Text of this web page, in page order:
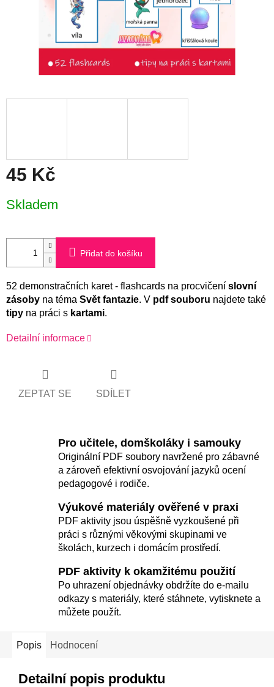
45 Kč
cena:
Skladem
Přidat do košíku
52 demonstračních karet - flashcards na procvičení slovní
zásoby na téma Svět fantazie. V pdf souboru najdete také
tipy na práci s kartami.
Detailní informace
ZEPTAT SE SDÍLET
Pro učitele, domškoláky i samouky
Originální PDF soubory navržené pro zábavné
a zároveň efektivní osvojování jazyků ocení
pedagogové i rodiče.
Výukové materiály ověřené v praxi
PDF aktivity jsou úspěšně vyzkoušené při
práci s různými věkovými skupinami ve
školách, kurzech i domácím prostředí.
PDF aktivity k okamžitému použití
Po uhrazení objednávky obdržíte do e-mailu
odkazy s materiály, které stáhnete, vytisknete a
můžete použít.
Popis Hodnocení
Detailní popis produktu